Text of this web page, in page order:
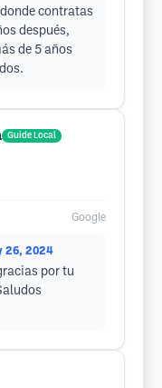
contratas
después,
de 5 años
Guide Local
Google
26, 2024
por tu